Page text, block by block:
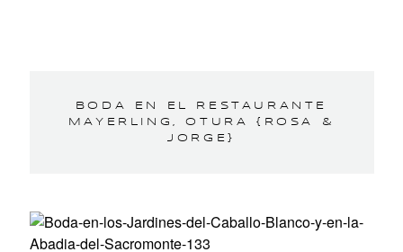
BODA EN EL RESTAURANTE
MAYERLING, OTURA {ROSA &
JORGE}